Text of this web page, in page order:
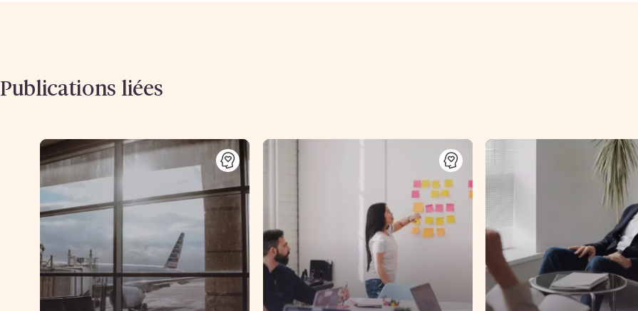
Publications liées